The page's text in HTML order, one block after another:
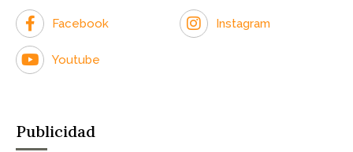
Facebook Instagram
Youtube
Publicidad